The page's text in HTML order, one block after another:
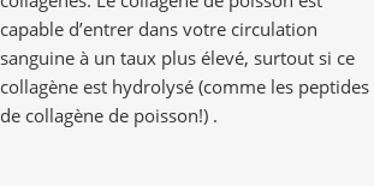
capable d’entrer dans votre circulation
sanguine à un taux plus élevé, surtout si ce
collagène est hydrolysé (comme les peptides
de collagène de poisson!) .